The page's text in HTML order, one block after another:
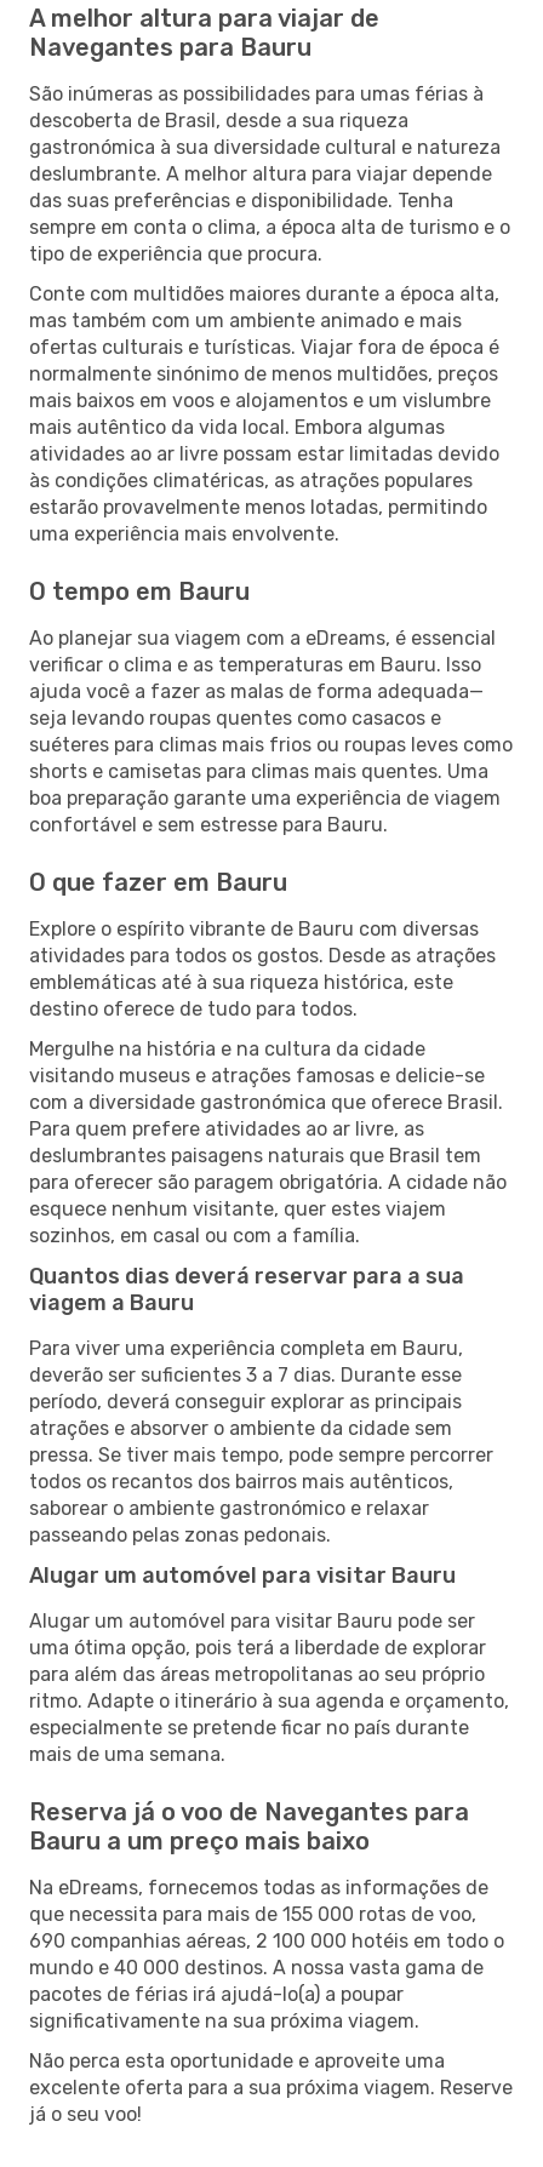
A melhor altura para viajar de
Navegantes para Bauru
São inúmeras as possibilidades para umas férias à
descoberta de Brasil, desde a sua riqueza
gastronómica à sua diversidade cultural e natureza
deslumbrante. A melhor altura para viajar depende
das suas preferências e disponibilidade. Tenha
sempre em conta o clima, a época alta de turismo e o
tipo de experiência que procura.
Conte com multidões maiores durante a época alta,
mas também com um ambiente animado e mais
ofertas culturais e turísticas. Viajar fora de época é
normalmente sinónimo de menos multidões, preços
mais baixos em voos e alojamentos e um vislumbre
mais autêntico da vida local. Embora algumas
atividades ao ar livre possam estar limitadas devido
às condições climatéricas, as atrações populares
estarão provavelmente menos lotadas, permitindo
uma experiência mais envolvente.
O tempo em Bauru
Ao planejar sua viagem com a eDreams, é essencial
verificar o clima e as temperaturas em Bauru. Isso
ajuda você a fazer as malas de forma adequada—
seja levando roupas quentes como casacos e
suéteres para climas mais frios ou roupas leves como
shorts e camisetas para climas mais quentes. Uma
boa preparação garante uma experiência de viagem
confortável e sem estresse para Bauru.
O que fazer em Bauru
Explore o espírito vibrante de Bauru com diversas
atividades para todos os gostos. Desde as atrações
emblemáticas até à sua riqueza histórica, este
destino oferece de tudo para todos.
Mergulhe na história e na cultura da cidade
visitando museus e atrações famosas e delicie-se
com a diversidade gastronómica que oferece Brasil.
Para quem prefere atividades ao ar livre, as
deslumbrantes paisagens naturais que Brasil tem
para oferecer são paragem obrigatória. A cidade não
esquece nenhum visitante, quer estes viajem
sozinhos, em casal ou com a família.
Quantos dias deverá reservar para a sua
viagem a Bauru
Para viver uma experiência completa em Bauru,
deverão ser suficientes 3 a 7 dias. Durante esse
período, deverá conseguir explorar as principais
atrações e absorver o ambiente da cidade sem
pressa. Se tiver mais tempo, pode sempre percorrer
todos os recantos dos bairros mais autênticos,
saborear o ambiente gastronómico e relaxar
passeando pelas zonas pedonais.
Alugar um automóvel para visitar Bauru
Alugar um automóvel para visitar Bauru pode ser
uma ótima opção, pois terá a liberdade de explorar
para além das áreas metropolitanas ao seu próprio
ritmo. Adapte o itinerário à sua agenda e orçamento,
especialmente se pretende ficar no país durante
mais de uma semana.
Reserva já o voo de Navegantes para
Bauru a um preço mais baixo
Na eDreams, fornecemos todas as informações de
que necessita para mais de 155 000 rotas de voo,
690 companhias aéreas, 2 100 000 hotéis em todo o
mundo e 40 000 destinos. A nossa vasta gama de
pacotes de férias irá ajudá-lo(a) a poupar
significativamente na sua próxima viagem.
Não perca esta oportunidade e aproveite uma
excelente oferta para a sua próxima viagem. Reserve
já o seu voo!